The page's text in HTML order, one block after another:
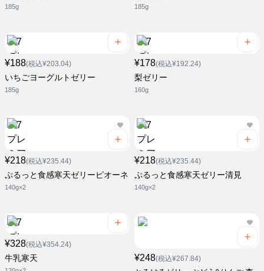
185g 185g
¥188(税込¥203.04)
いちごヨーグルトゼリー
185g
¥178(税込¥192.24)
梨ゼリー
160g
¥218(税込¥235.44)
ぷるっと食感寒天ゼリーピオーネ
140g×2
¥218(税込¥235.44)
ぷるっと食感寒天ゼリー清見
140g×2
¥328(税込¥354.24)
牛乳寒天 ¥248(税込¥267.84)